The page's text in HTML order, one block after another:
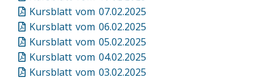
Kursblatt vom 07.02.2025
Kursblatt vom 06.02.2025
Kursblatt vom 05.02.2025
Kursblatt vom 04.02.2025
Kursblatt vom 03.02.2025